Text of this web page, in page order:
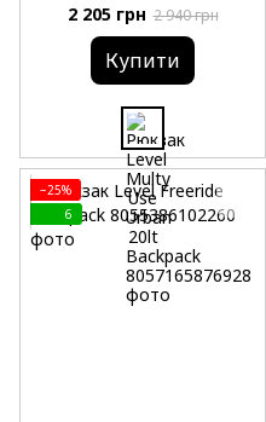
2 205 грн 2 940 грн
Купити
−25%
6